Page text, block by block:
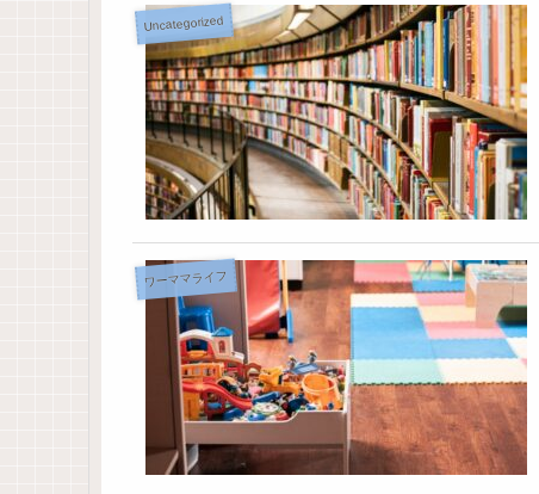
Uncategorized
ワーママライフ